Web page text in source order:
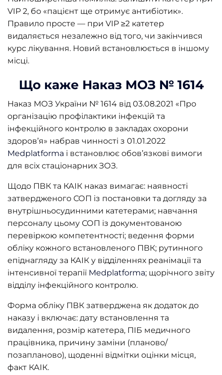
VIP 2, бо «пацієнт ще отримує антибіотик».
Правило просте — при VIP ≥2 катетер
видаляється незалежно від того, чи закінчився
курс лікування. Новий встановлюється в іншому
місці.
Що каже Наказ МОЗ № 1614
Наказ МОЗ України № 1614 від 03.08.2021 «Про
організацію профілактики інфекцій та
інфекційного контролю в закладах охорони
здоров’я» набрав чинності з 01.01.2022
Medplatforma і встановлює обов’язкові вимоги
для всіх стаціонарних ЗОЗ.
Щодо ПВК та КАІК наказ вимагає: наявності
затвердженого СОП із постановки та догляду за
внутрішньосудинними катетерами; навчання
персоналу цьому СОП із документованою
перевіркою компетентності; ведення форми
обліку кожного встановленого ПВК; рутинного
епіднагляду за КАІК у відділеннях реанімації та
інтенсивної терапії Medplatforma; щорічного звіту
відділу інфекційного контролю.
Форма обліку ПВК затверджена як додаток до
наказу і включає: дату встановлення та
видалення, розмір катетера, ПІБ медичного
працівника, причину заміни (планово/
позапланово), щоденні відмітки оцінки місця,
факт КАІК.